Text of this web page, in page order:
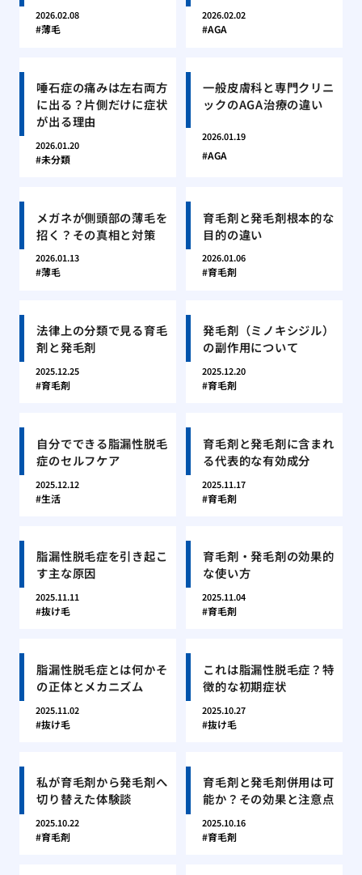
2026.02.08
薄毛
2026.02.02
AGA
唾石症の痛みは左右両方
に出る？片側だけに症状
が出る理由
2026.01.20
未分類
一般皮膚科と専門クリニ
ックのAGA治療の違い
2026.01.19
AGA
メガネが側頭部の薄毛を
招く？その真相と対策
2026.01.13
薄毛
育毛剤と発毛剤根本的な
目的の違い
2026.01.06
育毛剤
法律上の分類で見る育毛
剤と発毛剤
2025.12.25
育毛剤
発毛剤（ミノキシジル）
の副作用について
2025.12.20
育毛剤
自分でできる脂漏性脱毛
症のセルフケア
2025.12.12
生活
育毛剤と発毛剤に含まれ
る代表的な有効成分
2025.11.17
育毛剤
脂漏性脱毛症を引き起こ
す主な原因
2025.11.11
抜け毛
育毛剤・発毛剤の効果的
な使い方
2025.11.04
育毛剤
脂漏性脱毛症とは何かそ
の正体とメカニズム
2025.11.02
抜け毛
これは脂漏性脱毛症？特
徴的な初期症状
2025.10.27
抜け毛
私が育毛剤から発毛剤へ
切り替えた体験談
2025.10.22
育毛剤
育毛剤と発毛剤併用は可
能か？その効果と注意点
2025.10.16
育毛剤